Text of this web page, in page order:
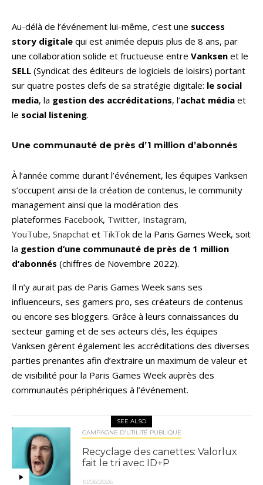
Au-délà de l’événement lui-même, c’est une success
story digitale qui est animée depuis plus de 8 ans, par
une collaboration solide et fructueuse entre Vanksen et le
SELL (Syndicat des éditeurs de logiciels de loisirs) portant
sur quatre postes clefs de sa stratégie digitale: le social
media, la gestion des accréditations, l’achat média et
le social listening.
Une communauté de près d’1 million d’abonnés
À l’année comme durant l’événement, les équipes Vanksen
s’occupent ainsi de la création de contenus, le community
management ainsi que la modération des
plateformes Facebook, Twitter, Instagram,
YouTube, Snapchat et TikTok de la Paris Games Week, soit
la gestion d’une communauté de près de 1 million
d’abonnés (chiffres de Novembre 2022).
Il n’y aurait pas de Paris Games Week sans ses
influenceurs, ses gamers pro, ses créateurs de contenus
ou encore ses bloggers. Grâce à leurs connaissances du
secteur gaming et de ses acteurs clés, les équipes
Vanksen gèrent également les accréditations des diverses
parties prenantes afin d’extraire un maximum de valeur et
de visibilité pour la Paris Games Week auprès des
communautés périphériques à l’événement.
SEE ALSO
CAMPAGNE D'UTILITÉ PUBLIQUE
Recyclage des canettes: Valorlux
fait le tri avec ID+P
10/06/2026